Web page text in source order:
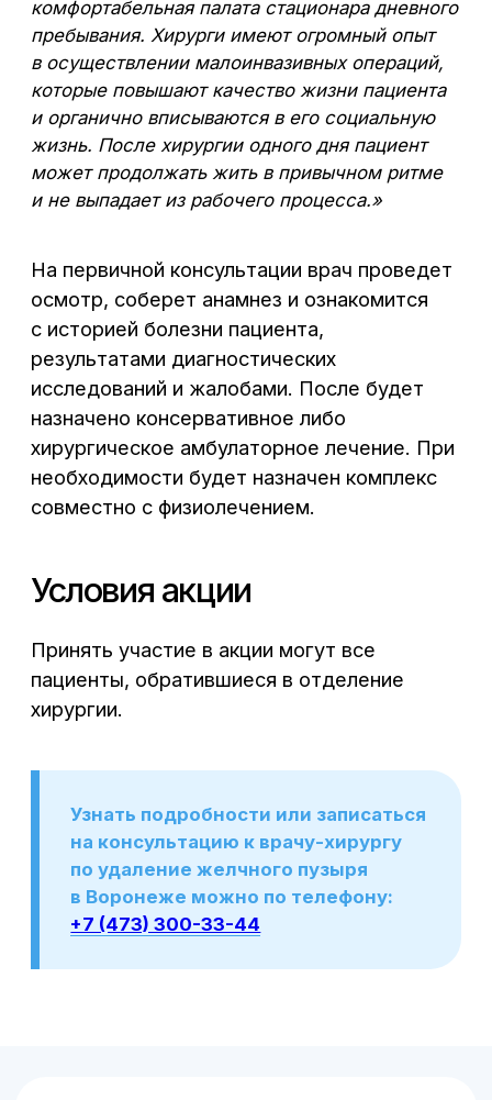
Узнать подробности или записаться
на консультацию к врачу-хирургу
по удаление желчного пузыря
в Воронеже можно по телефону:
+7 (473) 300-33-44
без выходных
Воронеж, Средне-Московская, 29
Написать нам: info@cclinika.ru
Пн – Пт: 8:00 – 20:00
Сб – Вс: 8:00 – 17:00
+7 (473) 300-33-44
Онлайн-запись